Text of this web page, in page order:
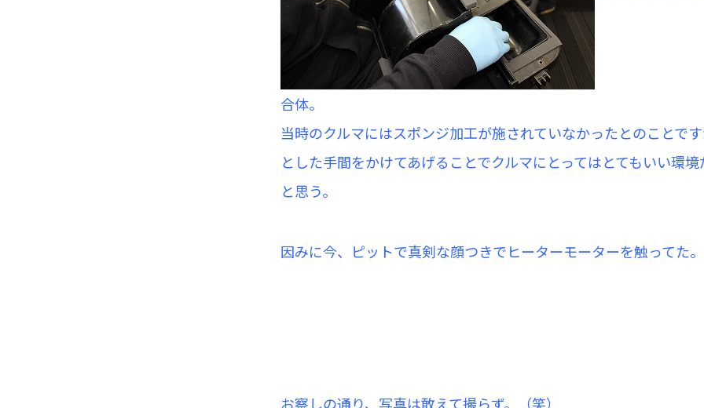
合体。
当時のクルマにはスポンジ加工が施されていなかったとのことで
とした手間をかけてあげることでクルマにとってはとてもいい環境
と思う。
因みに今、ピットで真剣な顔つきでヒーターモーターを触ってた。
お察しの通り、写真は敢えて撮らず。（笑）